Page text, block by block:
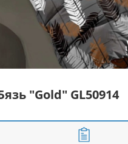
"Gold" GL50914